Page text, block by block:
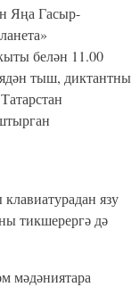
Яңа Гасыр-
белән 11.00
тыш, диктантны
язу
тикшерергә дә
мәдәниятара